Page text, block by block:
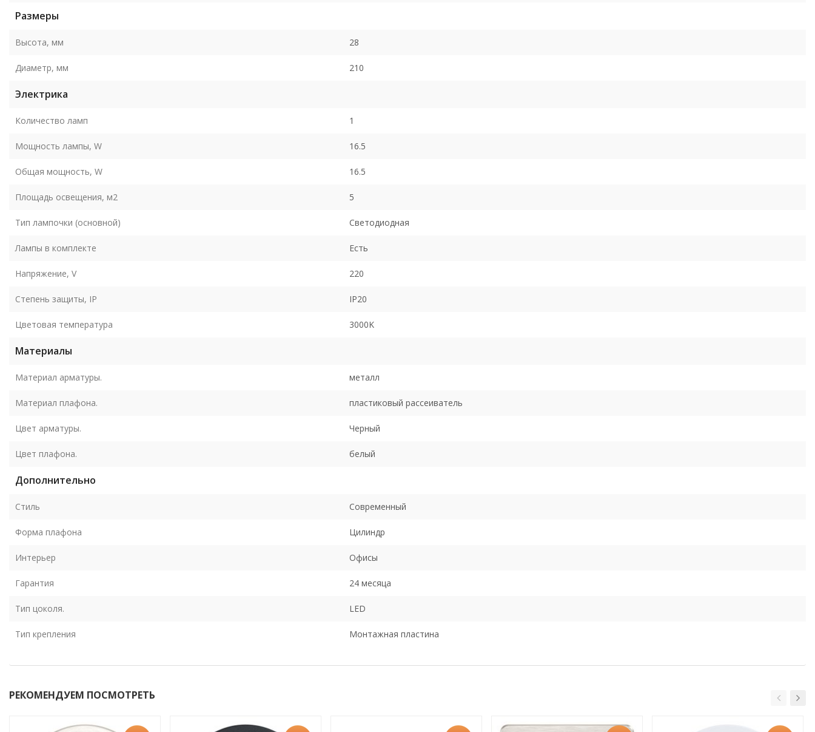
Размеры
Высота, мм 28
Диаметр, мм 210
Электрика
Количество ламп 1
Мощность лампы, W 16.5
Общая мощность, W 16.5
Площадь освещения, м2 5
Тип лампочки (основной) Светодиодная
Лампы в комплекте Есть
Напряжение, V 220
Степень защиты, IP IP20
Цветовая температура 3000K
Материалы
Материал арматуры. металл
Материал плафона. пластиковый рассеиватель
Цвет арматуры. Черный
Цвет плафона. белый
Дополнительно
Стиль Современный
Форма плафона Цилиндр
Интерьер Офисы
Гарантия 24 месяца
Тип цоколя. LED
Тип крепления Монтажная пластина
РЕКОМЕНДУЕМ ПОСМОТРЕТЬ